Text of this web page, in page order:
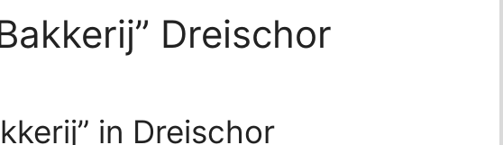
Dreischor
in Dreischor